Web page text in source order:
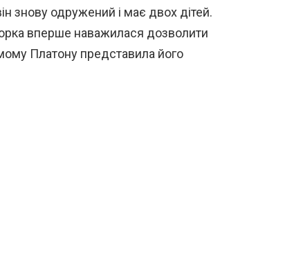
знову одружений і має двох дітей.
вперше наважилася дозволити
Платону представила його